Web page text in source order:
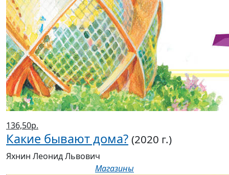
136,50р.
Какие бывают дома? (2020 г.)
Яхнин Леонид Львович
Магазины